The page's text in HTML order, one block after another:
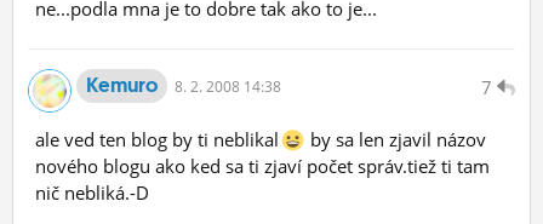
ne...podla mna je to dobre tak ako to je...
7
Kemuro 8. 2. 2008 14:38
ale ved ten blog by ti neblikal
by sa len zjavil názov
nového blogu ako ked sa ti zjaví počet správ.tiež ti tam
nič nebliká.-D